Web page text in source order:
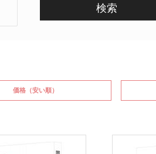
検索
価格 （安い順）